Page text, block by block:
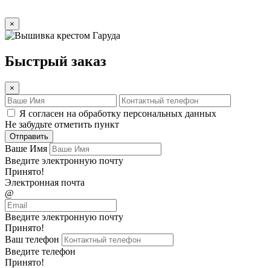
×
Быстрый заказ
×
Я согласен на обработку персональных данных
Не забудьте отметить пункт
Отправить
Ваше Имя
Введите электронную почту
Принято!
Электронная почта
@
Введите электронную почту
Принято!
Ваш телефон
Введите телефон
Принято!